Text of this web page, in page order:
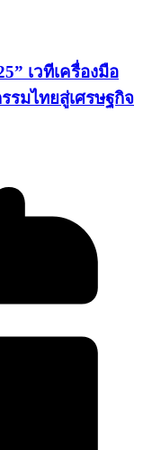
เวทีเครื่องมือ
รมไทยสู่เศรษฐกิจ